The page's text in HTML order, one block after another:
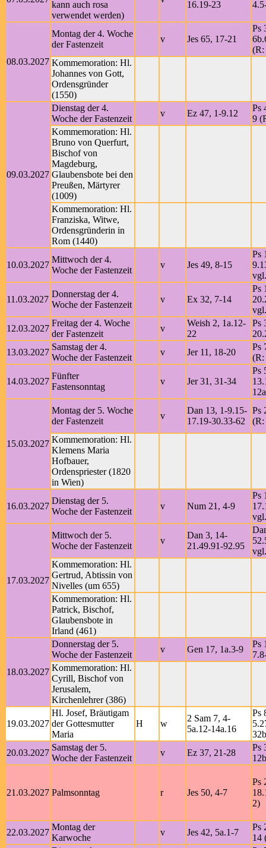
kann auch rosa
verwendet werden)
16.19-23
08.03.2027
Montag der 4. Woche
der Fastenzeit
v Jes 65, 17-21
Ps
(R:
Kommemoration: Hl.
Johannes von Gott,
Ordensgründer
(1550)
09.03.2027
Dienstag der 4.
Woche der Fastenzeit
v Ez 47, 1-9.12
Ps
9
Kommemoration: Hl.
Bruno von Querfurt,
Bischof von
Magdeburg,
Glaubensbote bei den
Preußen, Märtyrer
(1009)
Kommemoration: Hl.
Franziska, Witwe,
Ordensgründerin in
Rom (1440)
10.03.2027
Mittwoch der 4.
Woche der Fastenzeit
v Jes 49, 8-15
Ps
11.03.2027
Donnerstag der 4.
Woche der Fastenzeit
v Ex 32, 7-14
Ps
12.03.2027
Freitag der 4. Woche
der Fastenzeit
v
Weish 2, 1a.12-
22
Ps
13.03.2027
Samstag der 4.
Woche der Fastenzeit
v Jer 11, 18-20
Ps
(R:
14.03.2027
Fünfter
Fastensonntag
v Jer 31, 31-34
Ps
15.03.2027
Montag der 5. Woche
der Fastenzeit
v
Dan 13, 1-9.15-
17.19-30.33-62
Ps
(R:
Kommemoration: Hl.
Klemens Maria
Hofbauer,
Ordenspriester (1820
in Wien)
16.03.2027
Dienstag der 5.
Woche der Fastenzeit
v Num 21, 4-9
Ps
17.03.2027
Mittwoch der 5.
Woche der Fastenzeit
v
Dan 3, 14-
21.49.91-92.95
Kommemoration: Hl.
Gertrud, Abtissin von
Nivelles (um 655)
Kommemoration: Hl.
Patrick, Bischof,
Glaubensbote in
Irland (461)
18.03.2027
Donnerstag der 5.
Woche der Fastenzeit
v Gen 17, 1a.3-9
Ps
Kommemoration: Hl.
Cyrill, Bischof von
Jerusalem,
Kirchenlehrer (386)
19.03.2027
Hl. Josef, Bräutigam
der Gottesmutter
Maria
H w
2 Sam 7, 4-
5a.12-14a.16
Ps
20.03.2027
Samstag der 5.
Woche der Fastenzeit
v Ez 37, 21-28
Ps
21.03.2027 Palmsonntag r Jes 50, 4-7
Ps
2)
22.03.2027
Montag der
Karwoche
v Jes 42, 5a.1-7
Ps
14